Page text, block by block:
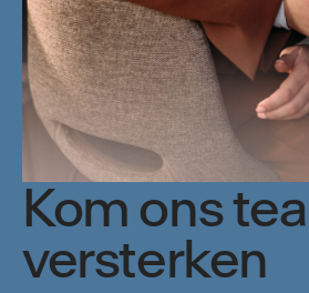
Kom ons
versterken